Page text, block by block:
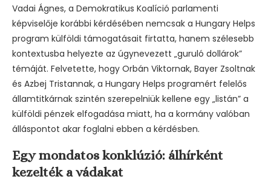
Vadai Ágnes, a Demokratikus Koalíció parlamenti
képviselője korábbi kérdésében nemcsak a Hungary Helps
program külföldi támogatásait firtatta, hanem szélesebb
kontextusba helyezte az úgynevezett „guruló dollárok”
témáját. Felvetette, hogy Orbán Viktornak, Bayer Zsoltnak
és Azbej Tristannak, a Hungary Helps programért felelős
államtitkárnak szintén szerepelniük kellene egy „listán” a
külföldi pénzek elfogadása miatt, ha a kormány valóban
álláspontot akar foglalni ebben a kérdésben.
Egy mondatos konklúzió: álhírként
kezelték a vádakat